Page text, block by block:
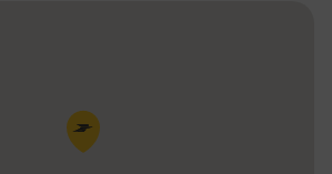
Pin de la carte